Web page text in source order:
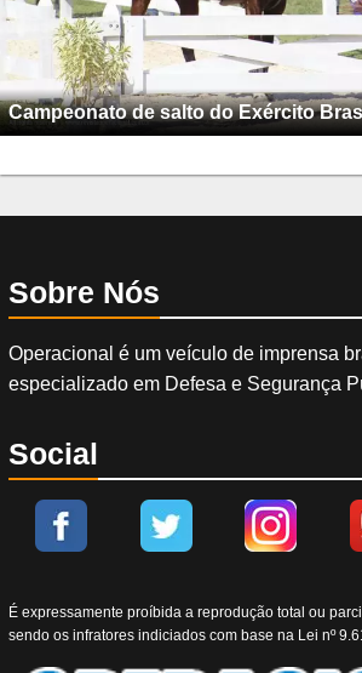
Campeonato de salto do Exército
Sobre Nós
Operacional é um veículo de imprensa
especializado em Defesa e Segurança
Social
É expressamente proíbida a reprodução total ou
sendo os infratores indiciados com base na Lei nº